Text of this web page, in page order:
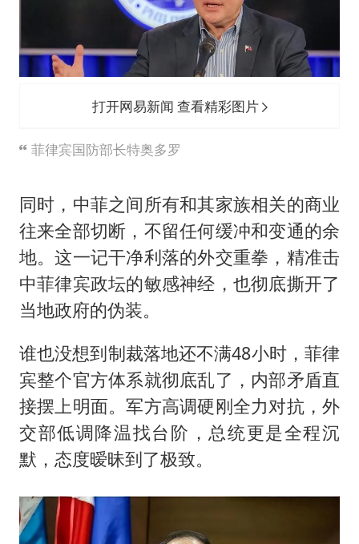
打开网易新闻 查看精彩图片
菲律宾国防部长特奥多罗
同时，中菲之间所有和其家族相关的商业
往来全部切断，不留任何缓冲和变通的余
地。这一记干净利落的外交重拳，精准击
中菲律宾政坛的敏感神经，也彻底撕开了
当地政府的伪装。
谁也没想到制裁落地还不满48小时，菲律
宾整个官方体系就彻底乱了，内部矛盾直
接摆上明面。军方高调硬刚全力对抗，外
交部低调降温找台阶，总统更是全程沉
默，态度暧昧到了极致。